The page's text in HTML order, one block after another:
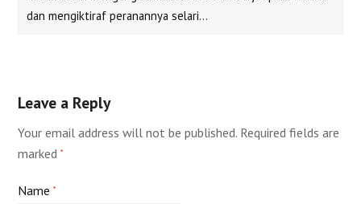
dan mengiktiraf peranannya selari…
Leave a Reply
Your email address will not be published. Required fields are
marked*
Name*